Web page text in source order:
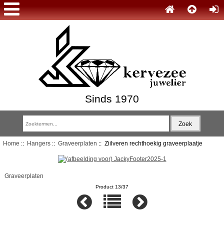
Sinds 1970
Home :: Hangers:: Graveerplaten :: Ziilveren rechthoekig graveerplaatje
Graveerplaten
Product 13/37